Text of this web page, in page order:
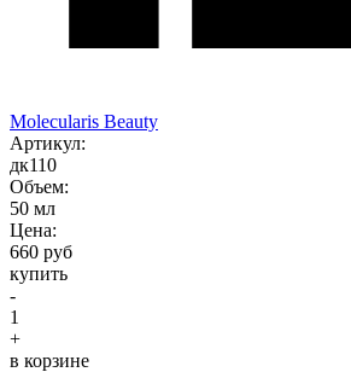
Molecularis Beauty
Aртикул:
дк110
Объем:
50 мл
Цена:
660 руб
купить
-
1
+
в корзине